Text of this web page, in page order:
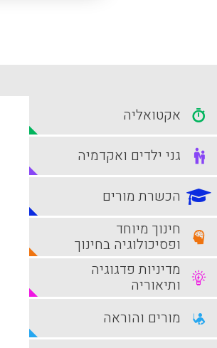
אקטואליה
גני ילדים ואקדמיה
הכשרת מורים
חינוך מיוחד
ופסיכולוגיה בחינוך
מדיניות פדגוגיה
ותיאוריה
מורים והוראה